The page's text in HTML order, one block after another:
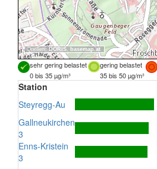
Quellen:DORIS, basemap.at
sehr gering belastet gering belastet
0 bis 35 µg/m³
35 bis 50 µg/m³
Station
Steyregg-Au
Gallneukirchen
3
Enns-Kristein
3